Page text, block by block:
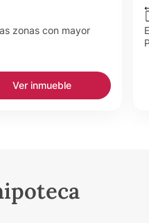
zonas con mayor
Ver inmueble